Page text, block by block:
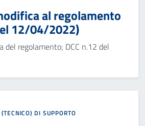
al regolamento
12/04/2022)
del regolamento; DCC n.12 del
DI SUPPORTO